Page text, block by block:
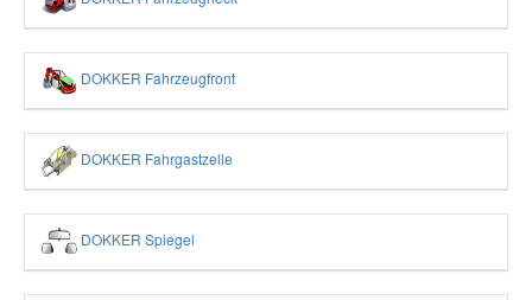
DOKKER Fahrzeugfront
DOKKER Fahrgastzelle
DOKKER Spiegel